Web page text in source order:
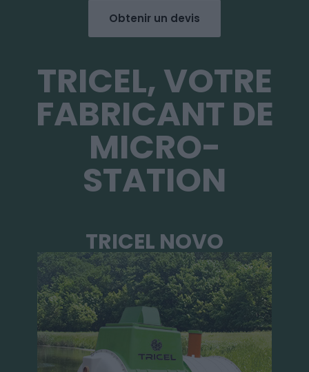
Obtenir un devis
TRICEL, VOTRE
FABRICANT DE
MICRO-
STATION
TRICEL NOVO